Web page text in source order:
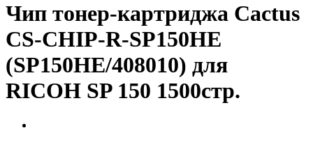
Чип тонер-картриджа Cactus
CS-CHIP-R-SP150HE
(SP150HE/408010) для
RICOH SP 150 1500стр.